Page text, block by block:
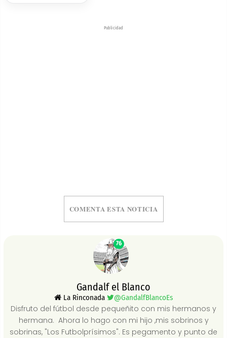
Publicidad
COMENTA ESTA NOTICIA
76
Gandalf el Blanco
La Rinconada @GandalfBlancoEs
Disfruto del fútbol desde pequeñito con mis hermanos y
hermana. Ahora lo hago con mi hijo ,mis sobrinos y
sobrinas, "Los Futbolprísimos". Es pegamento y punto de